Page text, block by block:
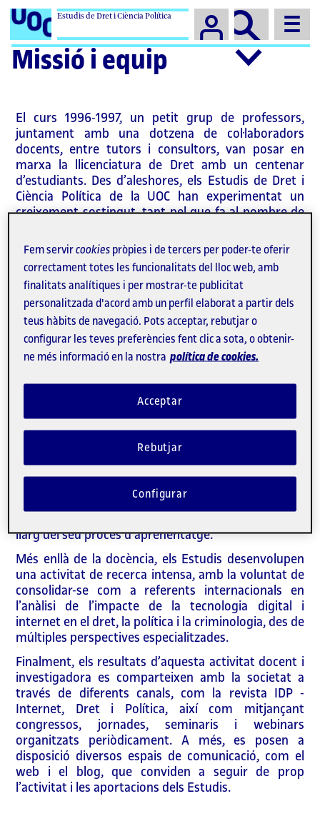
Estudis de Dret i Ciència Política Campus
Missió i equip
El curs 1996-1997, un petit grup de professors,
juntament amb una dotzena de col·laboradors
docents, entre tutors i consultors, van posar en
marxa la llicenciatura de Dret amb un centenar
d’estudiants. Des d’aleshores, els Estudis de Dret i
Ciència Política de la UOC han experimentat un
creixement sostingut, tant pel que fa al nombre de
programes docents i l’activitat acadèmica
desenvolupada. Malgrat aquesta evolució, es manté
intacta la il·lusió dels inicis i el compromís amb
l’objectiu de contribuir al desenvolupament
professional dels estudiants mitjançant una oferta
formativa de qualitat, així com al progrés cultural i
científic de la societat.
Actualment, els Estudis compten amb un equip
àmplia i diversa en els àmbits del dret, la ciència
política, la criminologia, l’Administració pública i les
programes oficials de grau i màster universitari, així
com diplomatures, especialitzacions de postgrau,
institucions i empreses. Tot plegat és possible
gràcies també a una extensa xarxa de professorat
llarg del seu procés d’aprenentatge.
Més enllà de la docència, els Estudis desenvolupen
una activitat de recerca intensa, amb la voluntat de
consolidar-se com a referents internacionals en
l’anàlisi de l’impacte de la tecnologia digital i
internet en el dret, la política i la criminologia, des de
múltiples perspectives especialitzades.
Finalment, els resultats d’aquesta activitat docent i
investigadora es comparteixen amb la societat a
través de diferents canals, com la revista IDP -
Internet, Dret i Política, així com mitjançant
congressos, jornades, seminaris i webinars
organitzats periòdicament. A més, es posen a
disposició diversos espais de comunicació, com el
web i el blog, que conviden a seguir de prop
l’activitat i les aportacions dels Estudis.
Fem servircookies pròpies i de tercers per poder-te oferir
correctament totes les funcionalitats del lloc web, amb
finalitats analítiques i per mostrar-te publicitat
personalitzada d'acord amb un perfil elaborat a partir dels
teus hàbits de navegació. Pots acceptar, rebutjar o
configurar les teves preferències fent clic a sota, o obtenir-
ne més informació en la nostra política de cookies.
Rebutjar
Acceptar
Configurar